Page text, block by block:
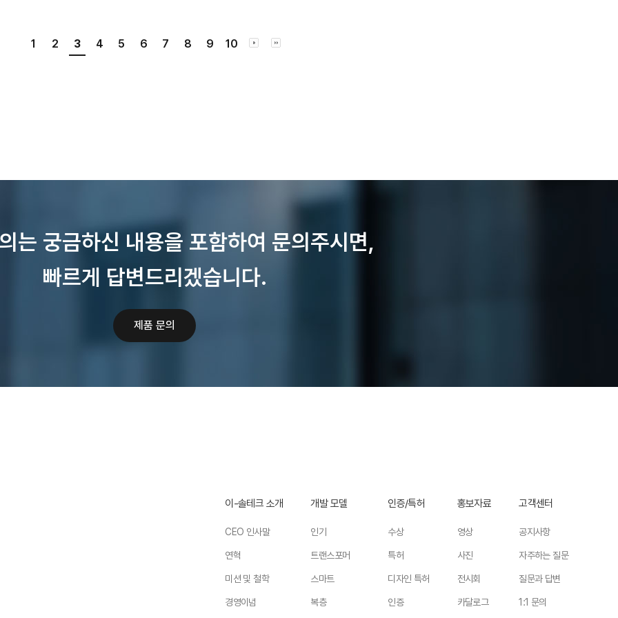
1 2 3 4 5 6 7 8 9 10
는 궁금하신 내용을 포함하여 문의주시면,
빠르게 답변드리겠습니다.
제품 문의
이-솔테크 소개
CEO 인사말
연혁
미션 및 철학
경영이념
개발 모델
인기
트랜스포머
스마트
복층
인증/특허
수상
특허
디자인 특허
인증
홍보자료
영상
사진
전시회
카달로그
고객센터
공지사항
자주하는 질문
질문과 답변
1:1 문의